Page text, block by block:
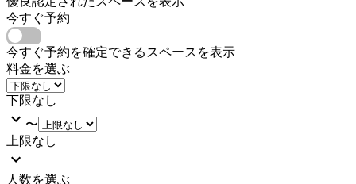
今すぐ予約
今すぐ予約を確定できるスペースを表示
料金を選ぶ
下限なし
〜
上限なし
人数を選ぶ